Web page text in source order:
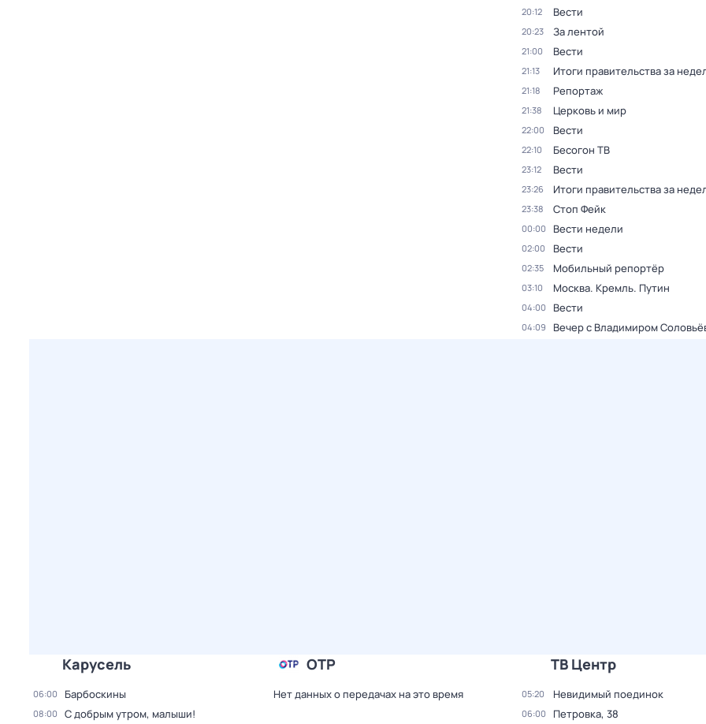
20:12 Вести
20:23 За лентой
21:00 Вести
21:13 Итоги правительства за
21:18 Репортаж
21:38 Церковь и мир
22:00 Вести
22:10 Бесогон ТВ
23:12 Вести
23:26 Итоги правительства за
23:38 Стоп Фейк
00:00 Вести недели
02:00 Вести
02:35 Мобильный репортёр
03:10 Москва. Кремль. Путин
04:00 Вести
04:09 Вечер с Владимиром
Карусель
06:00 Барбоскины
08:00 С добрым утром, малыши!
ОТР
Нет данных о передачах на это время
ТВ Центр
05:20 Невидимый поединок
06:00 Петровка, 38